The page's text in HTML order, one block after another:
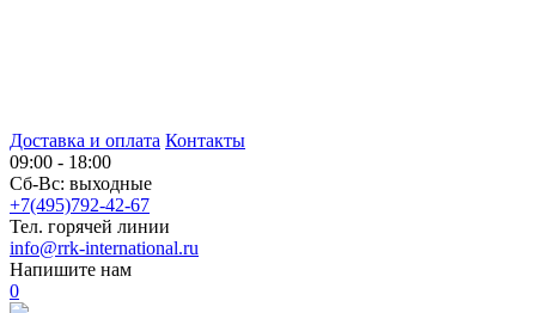
Доставка и оплата Контакты
09:00 - 18:00
Сб-Вс: выходные
+7(495)792-42-67
Тел. горячей линии
info@rrk-international.ru
Напишите нам
0